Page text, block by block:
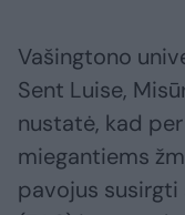
Vašingtono
Sent Luise,
nustatė, kad
miegantiems
pavojus